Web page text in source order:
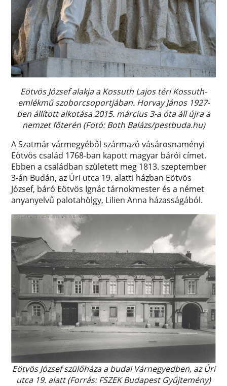
Eötvös József alakja a Kossuth Lajos téri Kossuth-
emlékmű szoborcsoportjában. Horvay János 1927-
ben állított alkotása 2015. március 3-a óta áll újra a
nemzet főterén (Fotó: Both Balázs/pestbuda.hu)
A Szatmár vármegyéből származó vásárosnaményi
Eötvös család 1768-ban kapott magyar bárói címet.
Ebben a családban született meg 1813. szeptember
3-án Budán, az Úri utca 19. alatti házban Eötvös
József, báró Eötvös Ignác tárnokmester és a német
anyanyelvű palotahölgy, Lilien Anna házasságából.
Eötvös József szülőháza a budai Várnegyedben, az Úri
utca 19. alatt (Forrás: FSZEK Budapest Gyűjtemény)